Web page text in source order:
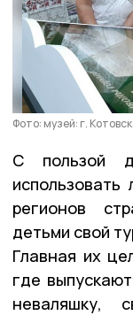
Фото: музей: г.
С пользой
регионов
детьми свой
Главная их
где
неваляшку,